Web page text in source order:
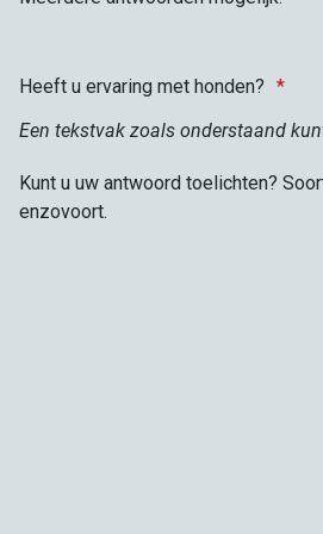
Heeft u ervaring met honden?
Een tekstvak zoals onderstaand
Kunt u uw antwoord toelichten?
enzovoort.